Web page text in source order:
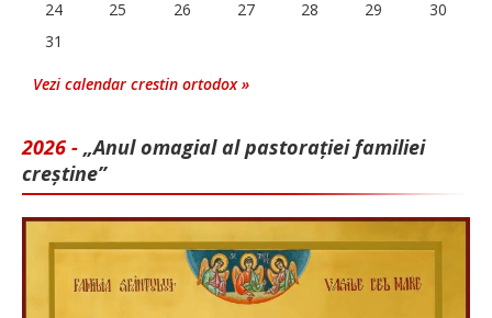
24 25 26 27 28 29
30
31
Vezi calendar crestin ortodox »
2026 - „Anul omagial al pastorației familiei
creștine”